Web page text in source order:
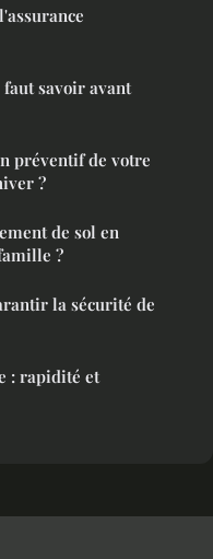
savoir avant
préventif de votre
?
de sol en
?
la sécurité de
: rapidité et